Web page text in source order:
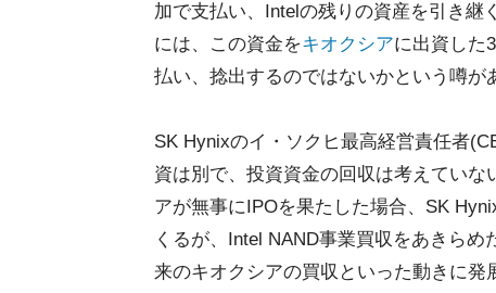
加で支払い、Intelの残りの資産を引き継
には、この資金をキオクシアに出資した
払い、捻出するのではないかという噂が
SK Hynixのイ・ソクヒ最高経営責任者
資は別で、投資資金の回収は考えてい
アが無事にIPOを果たした場合、SK
くるが、Intel NAND事業買収をあきら
来のキオクシアの買収といった動きに